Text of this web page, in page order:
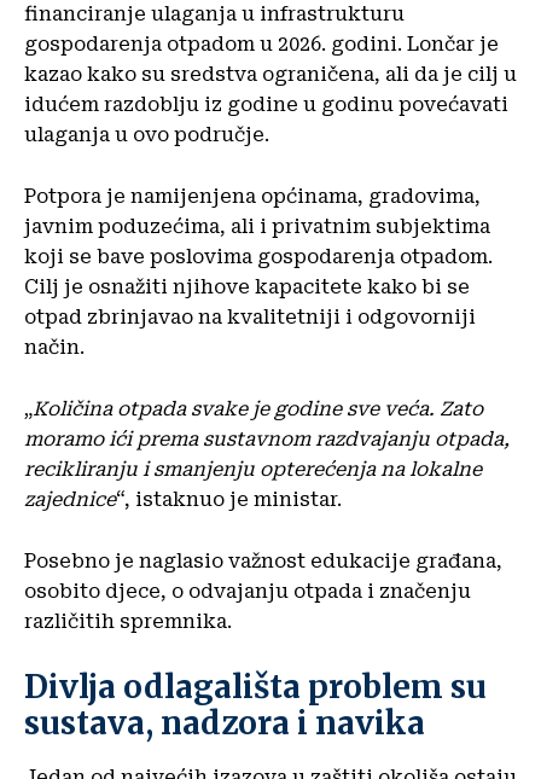
financiranje ulaganja u infrastrukturu
gospodarenja otpadom u 2026. godini. Lončar je
kazao kako su sredstva ograničena, ali da je cilj u
idućem razdoblju iz godine u godinu povećavati
ulaganja u ovo područje.
Potpora je namijenjena općinama, gradovima,
javnim poduzećima, ali i privatnim subjektima
koji se bave poslovima gospodarenja otpadom.
Cilj je osnažiti njihove kapacitete kako bi se
otpad zbrinjavao na kvalitetniji i odgovorniji
način.
„Količina otpada svake je godine sve veća. Zato
moramo ići prema sustavnom razdvajanju otpada,
recikliranju i smanjenju opterećenja na lokalne
zajednice“, istaknuo je ministar.
Posebno je naglasio važnost edukacije građana,
osobito djece, o odvajanju otpada i značenju
različitih spremnika.
Divlja odlagališta problem su
sustava, nadzora i navika